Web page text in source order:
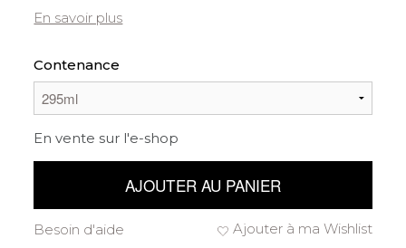
En savoir plus
Contenance
En vente sur l'e-shop
AJOUTER AU PANIER
Ajouter à ma Wishlist
Besoin d'aide